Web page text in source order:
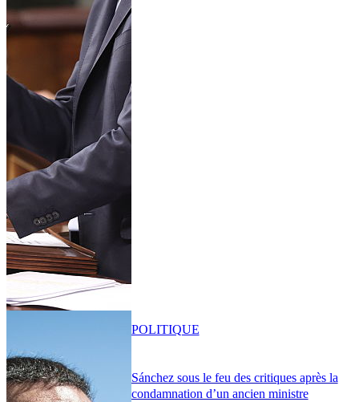
Sánchez sous le feu des critiques après la
condamnation d’un ancien ministre
POLITIQUE